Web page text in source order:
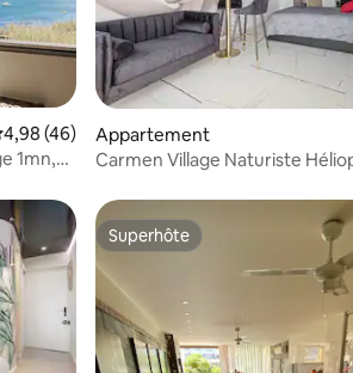
: 4,75 sur 5
moyenne sur la base de 46
4,98 (46)
1mn,
Appartement
Carmen Village Naturiste
appréciés Superhôte
Superhôte